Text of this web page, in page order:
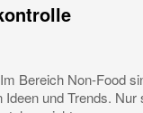
Bereich Non-Food
und Trends. Nur